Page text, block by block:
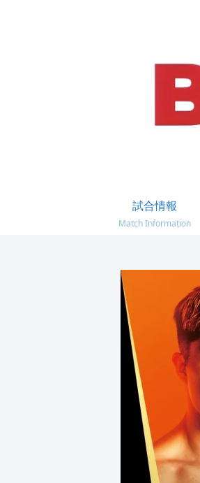
試合情報
Match Information